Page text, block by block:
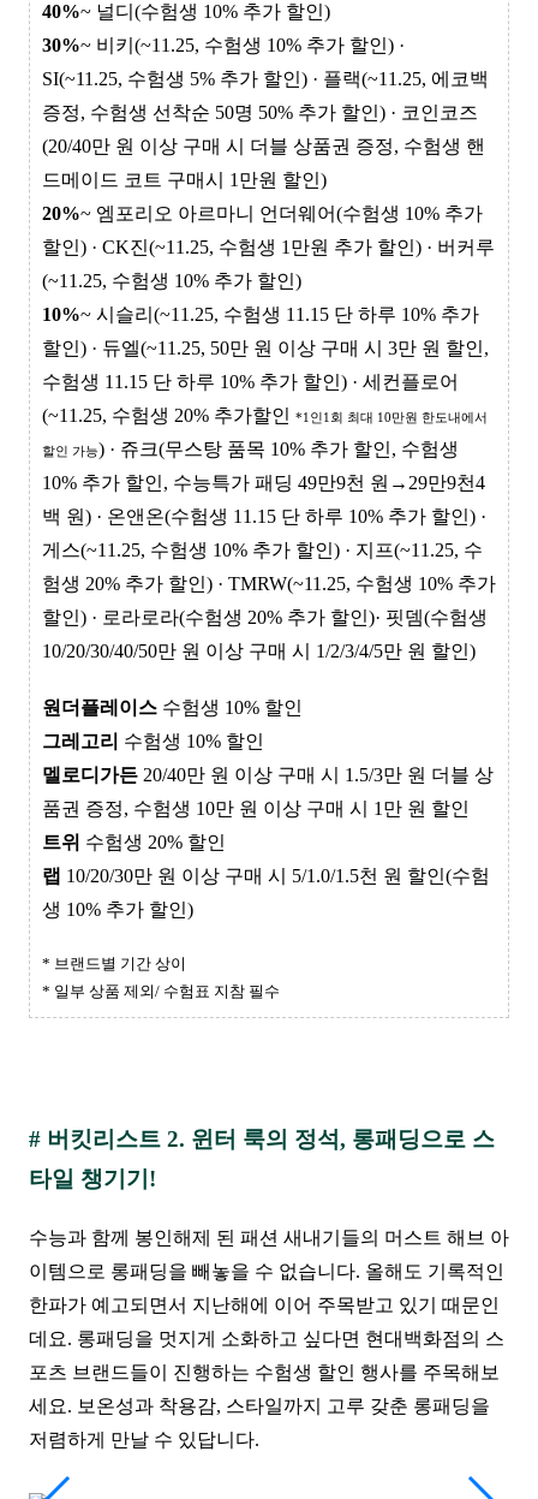
40%~ 널디(수험생 10% 추가 할인)
30%~ 비키(~11.25, 수험생 10% 추가 할인) ·
SI(~11.25, 수험생 5% 추가 할인) · 플랙(~11.25, 에코백
증정, 수험생 선착순 50명 50% 추가 할인) · 코인코즈
(20/40만 원 이상 구매 시 더블 상품권 증정, 수험생 핸
드메이드 코트 구매시 1만원 할인)
20%~ 엠포리오 아르마니 언더웨어(수험생 10% 추가
할인) · CK진(~11.25, 수험생 1만원 추가 할인) · 버커루
(~11.25, 수험생 10% 추가 할인)
10%~ 시슬리(~11.25, 수험생 11.15 단 하루 10% 추가
할인) · 듀엘(~11.25, 50만 원 이상 구매 시 3만 원 할인,
수험생 11.15 단 하루 10% 추가 할인) · 세컨플로어
(~11.25, 수험생 20% 추가할인 *1인1회 최대 10만원 한도내에서
할인 가능) · 쥬크(무스탕 품목 10% 추가 할인, 수험생
10% 추가 할인, 수능특가 패딩 49만9천 원→29만9천4
백 원) · 온앤온(수험생 11.15 단 하루 10% 추가 할인) ·
게스(~11.25, 수험생 10% 추가 할인) · 지프(~11.25, 수
험생 20% 추가 할인) · TMRW(~11.25, 수험생 10% 추가
할인) · 로라로라(수험생 20% 추가 할인)· 핏뎀(수험생
10/20/30/40/50만 원 이상 구매 시 1/2/3/4/5만 원 할인)
원더플레이스 수험생 10% 할인
그레고리 수험생 10% 할인
멜로디가든 20/40만 원 이상 구매 시 1.5/3만 원 더블 상
품권 증정, 수험생 10만 원 이상 구매 시 1만 원 할인
트위 수험생 20% 할인
랩 10/20/30만 원 이상 구매 시 5/1.0/1.5천 원 할인(수험
생 10% 추가 할인)
* 브랜드별 기간 상이
* 일부 상품 제외/ 수험표 지참 필수
# 버킷리스트 2. 윈터 룩의 정석, 롱패딩으로 스
타일 챙기기!
수능과 함께 봉인해제 된 패션 새내기들의 머스트 해브 아
이템으로 롱패딩을 빼놓을 수 없습니다. 올해도 기록적인
한파가 예고되면서 지난해에 이어 주목받고 있기 때문인
데요. 롱패딩을 멋지게 소화하고 싶다면 현대백화점의 스
포츠 브랜드들이 진행하는 수험생 할인 행사를 주목해보
세요. 보온성과 착용감, 스타일까지 고루 갖춘 롱패딩을
저렴하게 만날 수 있답니다.